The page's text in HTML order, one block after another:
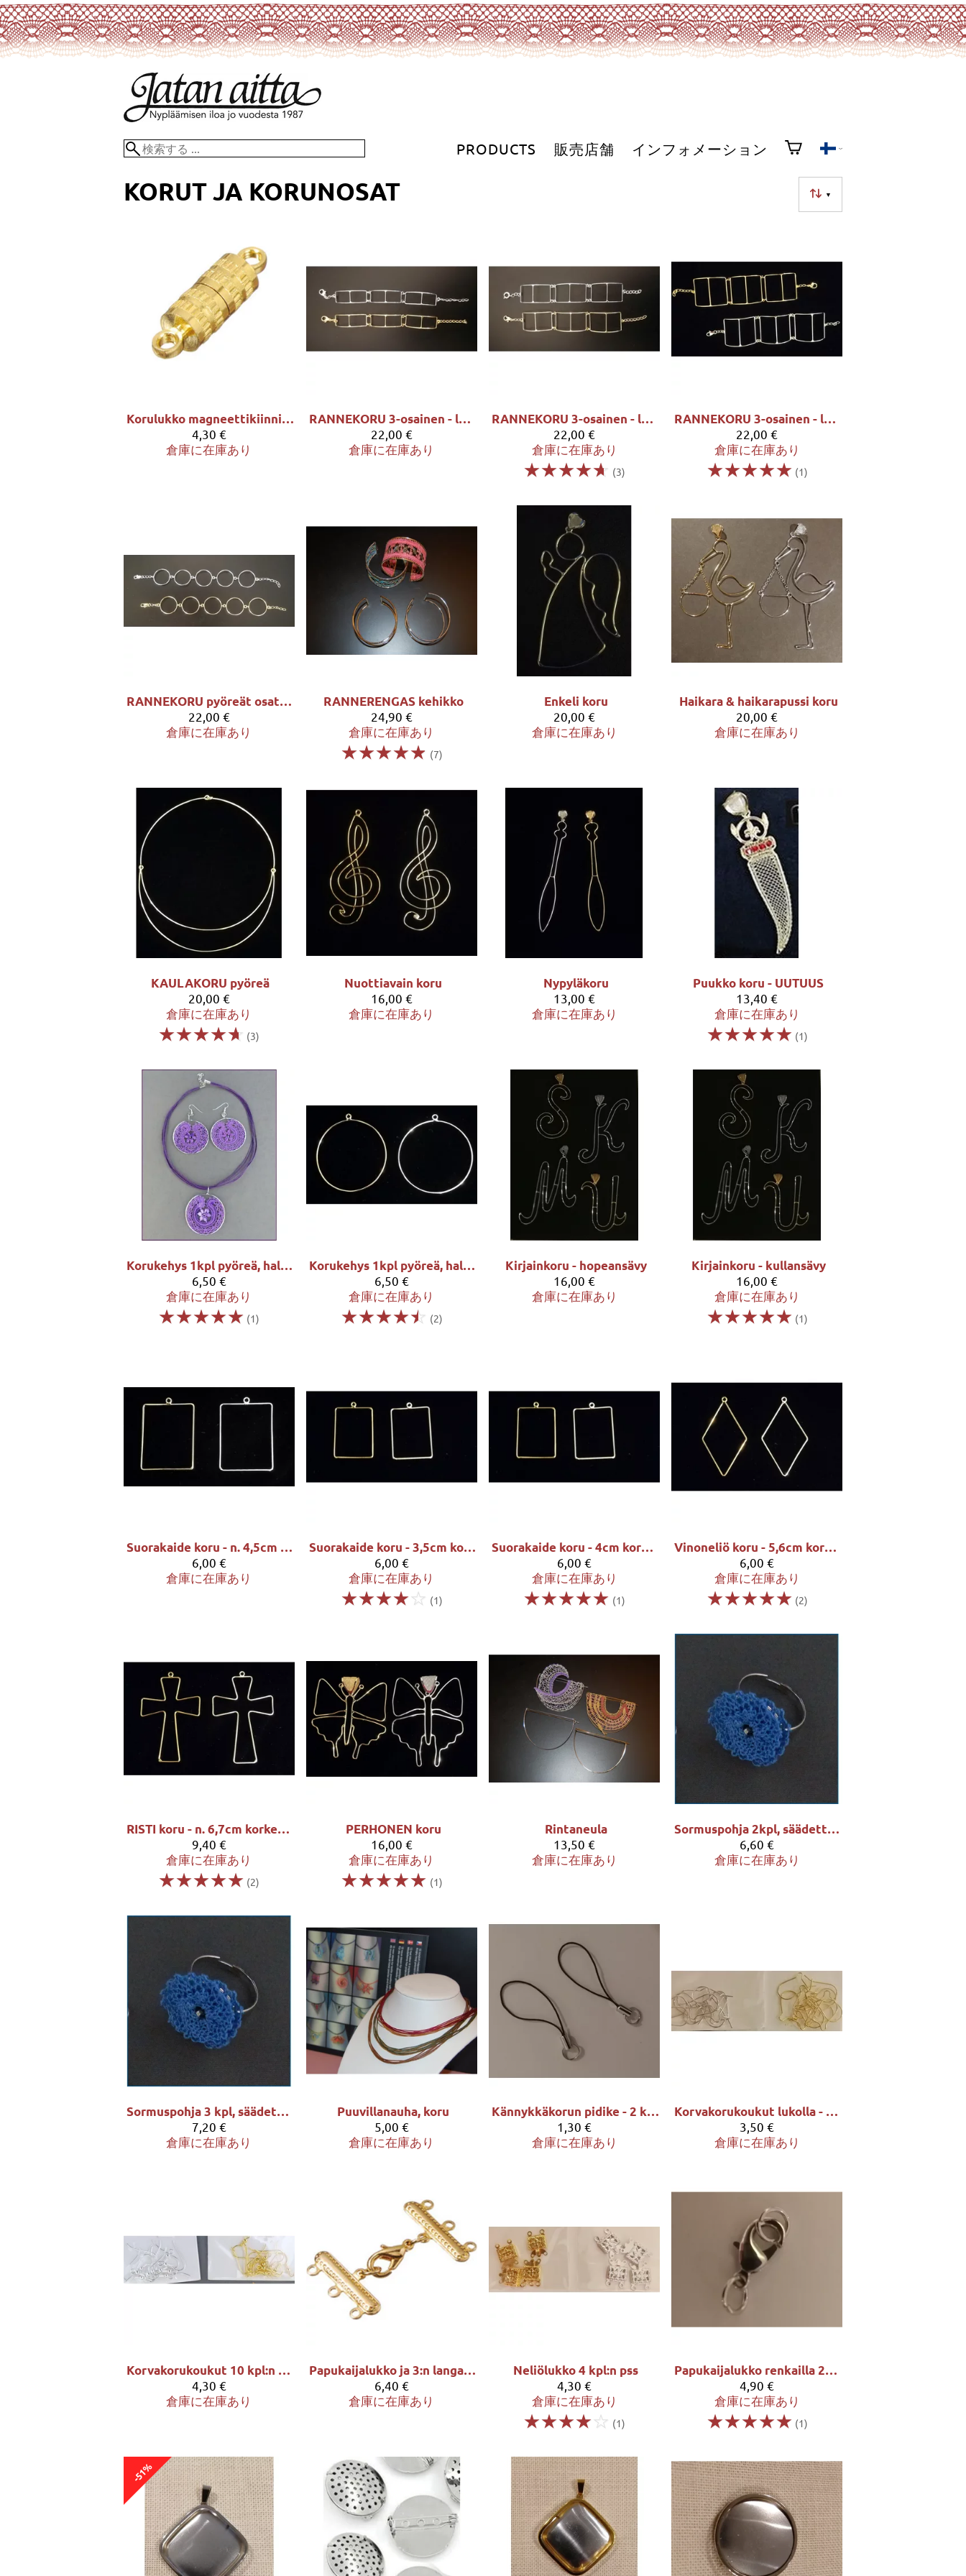
PRODUCTS 販売店舗 インフォメーション
▼
KORUT JA KORUNOSAT
Korulukko magneettikiinnityksellä - 2 kpl/pss
4,30 €
倉庫に在庫あり
RANNEKORU 3-osainen - leveys 1,5 cm
22,00 €
倉庫に在庫あり
RANNEKORU 3-osainen - leveys 2,5 cm
22,00 €
倉庫に在庫あり
☆☆☆☆☆ (3)
RANNEKORU 3-osainen - leveys 3,5 cm
22,00 €
倉庫に在庫あり
☆☆☆☆☆ (1)
RANNEKORU pyöreät osat - leveys 1,5 cm
22,00 €
倉庫に在庫あり
RANNERENGAS kehikko
24,90 €
倉庫に在庫あり
☆☆☆☆☆ (7)
Enkeli koru
20,00 €
倉庫に在庫あり
Haikara & haikarapussi koru
20,00 €
倉庫に在庫あり
KAULAKORU pyöreä
20,00 €
倉庫に在庫あり
☆☆☆☆☆ (3)
Nuottiavain koru
16,00 €
倉庫に在庫あり
Nypyläkoru
13,00 €
倉庫に在庫あり
Puukko koru - UUTUUS
13,40 €
倉庫に在庫あり
☆☆☆☆☆ (1)
Korukehys 1kpl pyöreä, halk. 5cm
6,50 €
倉庫に在庫あり
☆☆☆☆☆ (1)
Korukehys 1kpl pyöreä, halk. noin 5cm
6,50 €
倉庫に在庫あり
☆☆☆☆☆ (2)
Kirjainkoru - hopeansävy
16,00 €
倉庫に在庫あり
Kirjainkoru - kullansävy
16,00 €
倉庫に在庫あり
☆☆☆☆☆ (1)
Suorakaide koru - n. 4,5cm korkea ja 3,5cm leveä
6,00 €
倉庫に在庫あり
Suorakaide koru - 3,5cm korkea ja 2,5cm leveä
6,00 €
倉庫に在庫あり
☆☆☆☆☆ (1)
Suorakaide koru - 4cm korkea ja 3cm leveä
6,00 €
倉庫に在庫あり
☆☆☆☆☆ (1)
Vinoneliö koru - 5,6cm korkea ja 3,5cm leveä
6,00 €
倉庫に在庫あり
☆☆☆☆☆ (2)
RISTI koru - n. 6,7cm korkea ja 4,7cm leveä
9,40 €
倉庫に在庫あり
☆☆☆☆☆ (2)
PERHONEN koru
16,00 €
倉庫に在庫あり
☆☆☆☆☆ (1)
Rintaneula
13,50 €
倉庫に在庫あり
Sormuspohja 2kpl, säädettävä
6,60 €
倉庫に在庫あり
Sormuspohja 3 kpl, säädettävä
7,20 €
倉庫に在庫あり
Puuvillanauha, koru
5,00 €
倉庫に在庫あり
Kännykkäkorun pidike - 2 kpl musta
1,30 €
倉庫に在庫あり
Korvakorukoukut lukolla - 10 kpl:n pss
3,50 €
倉庫に在庫あり
Korvakorukoukut 10 kpl:n pss
4,30 €
倉庫に在庫あり
Papukaijalukko ja 3:n langan yhdistäjä - 35mm
6,40 €
倉庫に在庫あり
Neliölukko 4 kpl:n pss
4,30 €
倉庫に在庫あり
☆☆☆☆☆ (1)
Papukaijalukko renkailla 24x9mm - hopeansävy 4 kpl/pss
4,90 €
倉庫に在庫あり
☆☆☆☆☆ (1)
-51%